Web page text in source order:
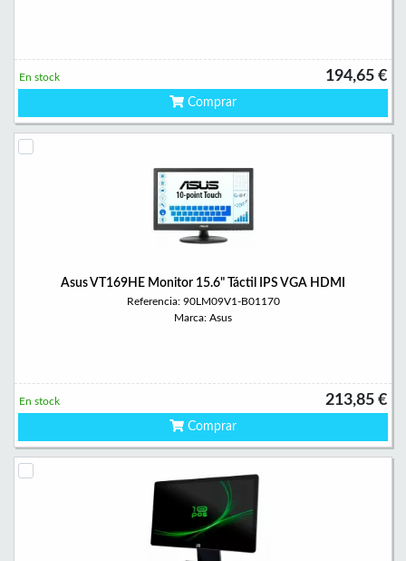
194,65 €
En stock
Comprar
Asus VT169HE Monitor 15.6" Táctil IPS VGA HDMI
Referencia: 90LM09V1-B01170
Marca: Asus
213,85 €
En stock
Comprar